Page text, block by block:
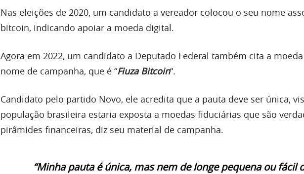
Nas eleições de 2020, um candidato a vereador colocou o seu nome
bitcoin, indicando apoiar a moeda digital.
Agora em 2022, um candidato a Deputado Federal também cita a
nome de campanha, que é “Fiuza Bitcoin“.
Candidato pelo partido Novo, ele acredita que a pauta deve ser única,
população brasileira estaria exposta a moedas fiduciárias que são
pirâmides financeiras, diz seu material de campanha.
“Minha pauta é única, mas nem de longe pequena ou fácil